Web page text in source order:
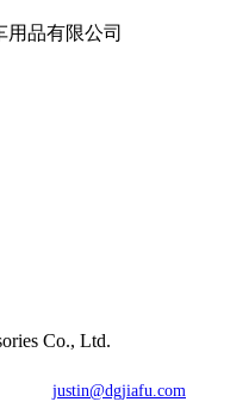
justin@dgjiafu.com